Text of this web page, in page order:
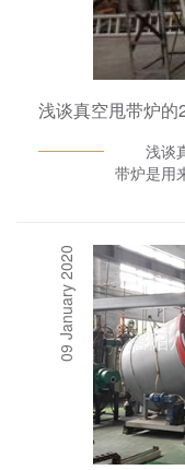
浅谈真空甩带炉
浅谈
带炉是用
于新型稀
的开发与研究。 1)抽低
泵拉杆逆
针旋转
表指针为
的红色按
3Pa，同
过5分钟
步骤所
空： a)
09 January 2020